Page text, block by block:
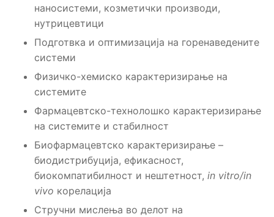
наносистеми, козметички производи,
нутрицевтици
Подготвка и оптимизација на горенаведените
системи
Физичко-хемиско карактеризирање на
системите
Фармацевтско-технолошко карактеризирање
на системите и стабилност
Биофармацевтско карактеризирање –
биодистрибуција, ефикасност,
биокомпатибилност и нештетност, in vitro/in
vivo корелација
Стручни мислења во делот на